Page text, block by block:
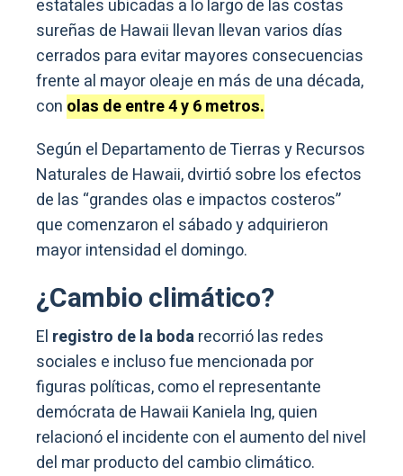
estatales ubicadas a lo largo de las costas
sureñas de Hawaii llevan llevan varios días
cerrados para evitar mayores consecuencias
frente al mayor oleaje en más de una década,
con olas de entre 4 y 6 metros.
Según el Departamento de Tierras y Recursos
Naturales de Hawaii, dvirtió sobre los efectos
de las “grandes olas e impactos costeros”
que comenzaron el sábado y adquirieron
mayor intensidad el domingo.
¿Cambio climático?
El registro de la bodarecorrió las redes
sociales e incluso fue mencionada por
figuras políticas, como el representante
demócrata de Hawaii Kaniela Ing, quien
relacionó el incidente con el aumento del nivel
del mar producto del cambio climático.